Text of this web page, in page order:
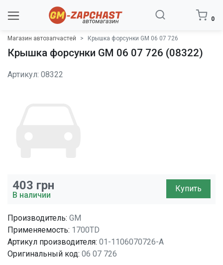
0
Магазин автозапчастей Крышка форсунки GM 06 07 726
Крышка форсунки GM 06 07 726 (08322)
Артикул: 08322
403 грн
В наличии
Купить
Производитель: GM
Применяемость: 1700TD
Артикул производителя: 01-1106070726-A
Оригинальный код: 06 07 726